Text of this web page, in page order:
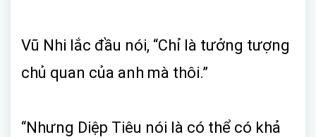
Vũ Nhi lắc đầu nói, “Chỉ là tưởng tượng
chủ quan của anh mà thôi.”
“Nhưng Diệp Tiêu nói là có thể có khả